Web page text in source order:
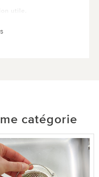
utile.
pas utile
catégorie